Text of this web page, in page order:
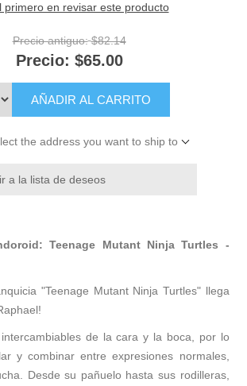
primero en revisar este producto
Precio antiguo: $82.14
Precio: $65.00
AÑADIR AL CARRITO
the address you want to ship to
a la lista de deseos
Teenage Mutant Ninja Turtles -
"Teenage Mutant Ninja Turtles" llega
de la cara y la boca, por lo
y combinar entre expresiones normales,
Desde su pañuelo hasta sus rodilleras,